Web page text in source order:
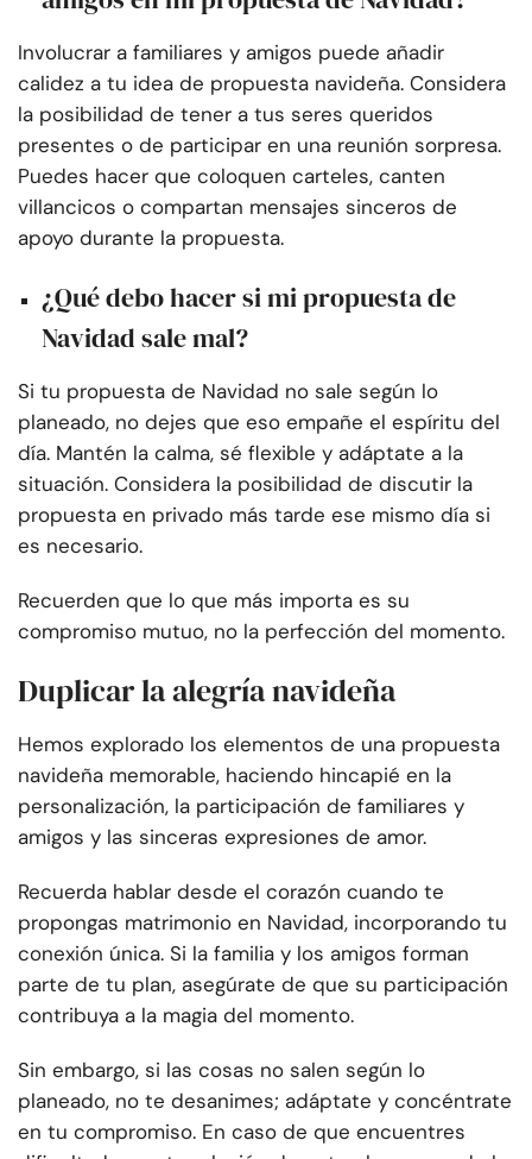
Involucrar a familiares y amigos puede añadir
calidez a tu idea de propuesta navideña. Considera
la posibilidad de tener a tus seres queridos
presentes o de participar en una reunión sorpresa.
Puedes hacer que coloquen carteles, canten
villancicos o compartan mensajes sinceros de
apoyo durante la propuesta.
¿Qué debo hacer si mi propuesta de
Navidad sale mal?
Si tu propuesta de Navidad no sale según lo
planeado, no dejes que eso empañe el espíritu del
día. Mantén la calma, sé flexible y adáptate a la
situación. Considera la posibilidad de discutir la
propuesta en privado más tarde ese mismo día si
es necesario.
Recuerden que lo que más importa es su
compromiso mutuo, no la perfección del momento.
Duplicar la alegría navideña
Hemos explorado los elementos de una propuesta
navideña memorable, haciendo hincapié en la
personalización, la participación de familiares y
amigos y las sinceras expresiones de amor.
Recuerda hablar desde el corazón cuando te
propongas matrimonio en Navidad, incorporando tu
conexión única. Si la familia y los amigos forman
parte de tu plan, asegúrate de que su participación
contribuya a la magia del momento.
Sin embargo, si las cosas no salen según lo
planeado, no te desanimes; adáptate y concéntrate
en tu compromiso. En caso de que encuentres